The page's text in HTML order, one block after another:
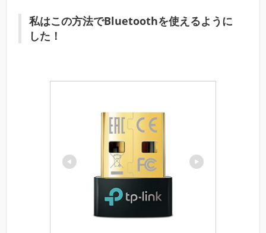
私はこの方法でBluetoothを使えるように
した！